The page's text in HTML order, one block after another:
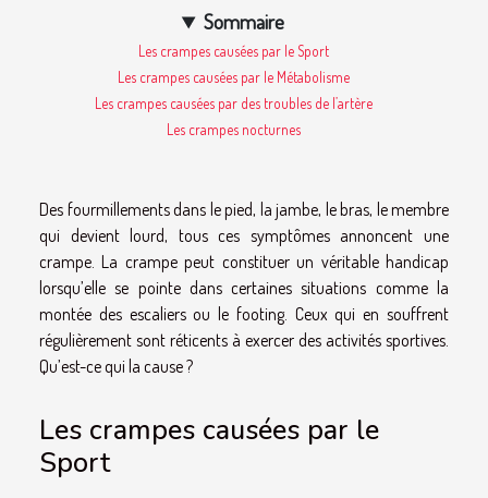
Sommaire
Les crampes causées par le Sport
Les crampes causées par le Métabolisme
Les crampes causées par des troubles de l’artère
Les crampes nocturnes
Des fourmillements dans le pied, la jambe, le bras, le membre
qui devient lourd, tous ces symptômes annoncent une
crampe. La crampe peut constituer un véritable handicap
lorsqu’elle se pointe dans certaines situations comme la
montée des escaliers ou le footing. Ceux qui en souffrent
régulièrement sont réticents à exercer des activités sportives.
Qu’est-ce qui la cause ?
Les crampes causées par le
Sport